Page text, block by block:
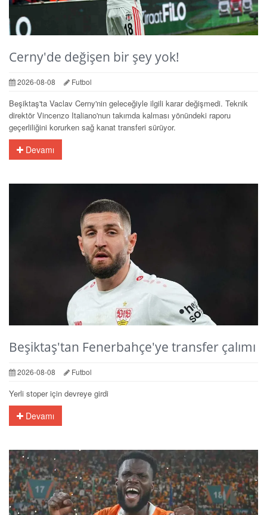
Cerny'de değişen bir şey yok!
2026-08-08 Futbol
Beşiktaş'ta Vaclav Cerny'nin geleceğiyle ilgili karar değişmedi. Teknik
direktör Vincenzo Italiano'nun takımda kalması yönündeki raporu
geçerliliğini korurken sağ kanat transferi sürüyor.
Devamı
Beşiktaş'tan Fenerbahçe'ye transfer çalımı
2026-08-08 Futbol
Yerli stoper için devreye girdi
Devamı